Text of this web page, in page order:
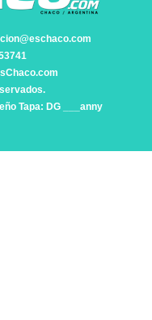
Tapa: DG ___anny